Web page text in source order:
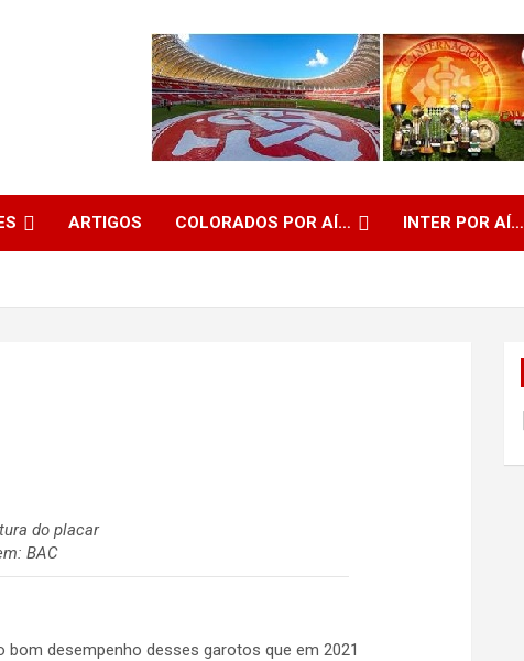
ARTIGOS COLORADOS POR AÍ… INTER POR AÍ…
do placar
BAC
desempenho desses garotos que em 2021